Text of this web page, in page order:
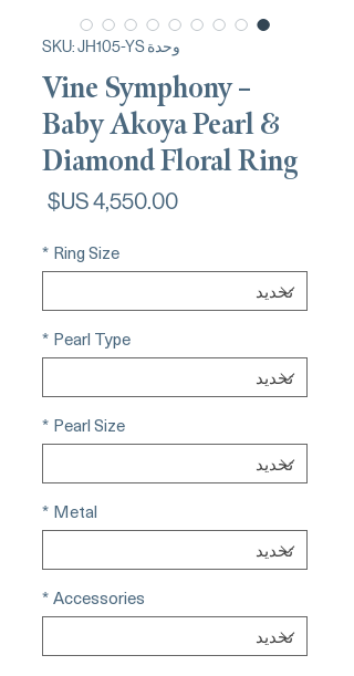
وحدة SKU: JH105-YS
Vine Symphony –
Baby Akoya Pearl &
Diamond Floral Ring
Ring Size
*
Pearl Type
*
Pearl Size
*
Metal
*
Accessories
*